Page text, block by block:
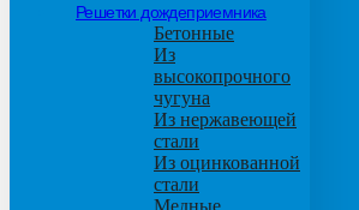
Решетки дождеприемника
Бетонные
Из
высокопрочного
чугуна
Из нержавеющей
стали
Из оцинкованной
стали
Медные